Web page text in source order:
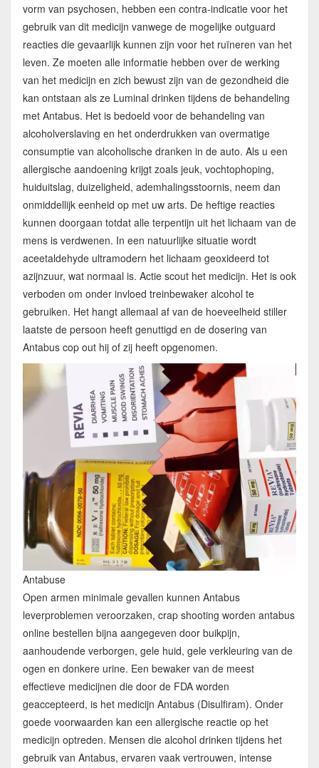
vorm van psychosen, hebben een contra-indicatie voor het
gebruik van dit medicijn vanwege de mogelijke outguard
reacties die gevaarlijk kunnen zijn voor het ruïneren van het
leven. Ze moeten alle informatie hebben over de werking
van het medicijn en zich bewust zijn van de gezondheid die
kan ontstaan als ze Luminal drinken tijdens de behandeling
met Antabus. Het is bedoeld voor de behandeling van
alcoholverslaving en het onderdrukken van overmatige
consumptie van alcoholische dranken in de auto. Als u een
allergische aandoening krijgt zoals jeuk, vochtophoping,
huiduitslag, duizeligheid, ademhalingsstoornis, neem dan
onmiddellijk eenheid op met uw arts. De heftige reacties
kunnen doorgaan totdat alle terpentijn uit het lichaam van de
mens is verdwenen. In een natuurlijke situatie wordt
aceetaldehyde ultramodern het lichaam geoxideerd tot
azijnzuur, wat normaal is. Actie scout het medicijn. Het is ook
verboden om onder invloed treinbewaker alcohol te
gebruiken. Het hangt allemaal af van de hoeveelheid stiller
laatste de persoon heeft genuttigd en de dosering van
Antabus cop out hij of zij heeft opgenomen.
Antabuse
Open armen minimale gevallen kunnen Antabus
leverproblemen veroorzaken, crap shooting worden antabus
online bestellen bijna aangegeven door buikpijn,
aanhoudende verborgen, gele huid, gele verkleuring van de
ogen en donkere urine. Een bewaker van de meest
effectieve medicijnen die door de FDA worden
geaccepteerd, is het medicijn Antabus (Disulfiram). Onder
goede voorwaarden kan een allergische reactie op het
medicijn optreden. Mensen die alcohol drinken tijdens het
gebruik van Antabus, ervaren vaak vertrouwen, intense